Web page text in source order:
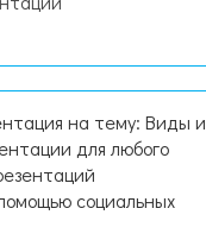
на тему: Виды и
для любого
социальных